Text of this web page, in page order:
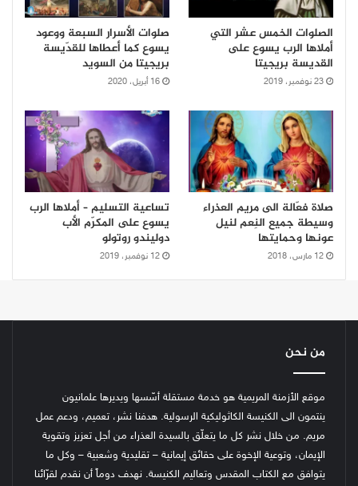
الصلوات الخمس عشر التي
أملاها الرب يسوع على
القديسة بريجيتا
23 نوفمبر، 2019
صلوات الأسرار السبعة ووعود
يسوع كما أعطاها للقدّيسة
بريجيتا من السويد
16 أبريل، 2020
صلاة فعّالة الى مريم العذراء
وسيطة جميع النِعم لنيل
عونها وحمايتها
12 مارس، 2018
تساعية التسليم – أملاها الرب
يسوع على المكرّم الأب
دوليندو روتولو
12 نوفمبر، 2019
من نحن
موقع الأزمنة المريمية هو خدمة مستقلة أسّسها ويديرها علمانيون
ينتمون الى الكنيسة الكاثوليكية الرسولية. هدفنا نشر، تعميم، ودعم عمل
مريم. من خلال نشر كل ما يتعلّق بالسيدة العذراء من أجل تعزيز وتقوية
الإيمان، وتوعية الإخوة على حقائق إيمانية – تقليدية وشعبية – وكل ما
يتوافق مع الكتاب المقدس وتعاليم الكنيسة. نهدف دوماً أن نقدم لقرّائنا